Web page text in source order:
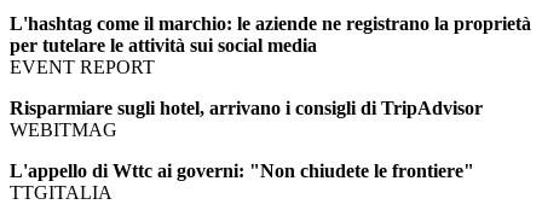
L'hashtag come il marchio: le aziende ne registrano la proprietà
per tutelare le attività sui social media
EVENT REPORT
Risparmiare sugli hotel, arrivano i consigli di TripAdvisor
WEBITMAG
L'appello di Wttc ai governi: "Non chiudete le frontiere"
TTGITALIA